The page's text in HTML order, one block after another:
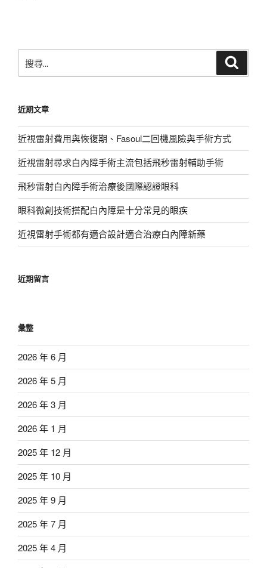
尋
字:
近期文章
近視雷射費用與恢復期、Fasoul二回機風險與手術方式
近視雷射尋求白內障手術主流包括飛秒雷射輔助手術
飛秒雷射白內障手術治療後國際認證眼科
眼科微創技術搭配白內障是十分常見的眼疾
近視雷射手術都有適合設計適合治療白內障新藥
近期留言
彙整
2026 年 6 月
2026 年 5 月
2026 年 3 月
2026 年 1 月
2025 年 12 月
2025 年 10 月
2025 年 9 月
2025 年 7 月
2025 年 4 月